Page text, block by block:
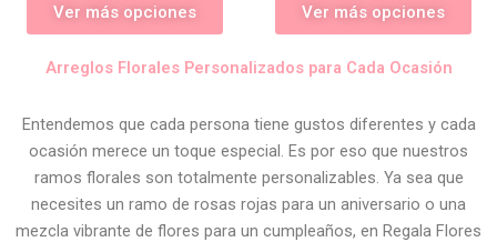
Ver más opciones Ver más opciones
Arreglos Florales Personalizados para Cada Ocasión
Entendemos que cada persona tiene gustos diferentes y cada
ocasión merece un toque especial. Es por eso que nuestros
ramos florales son totalmente personalizables. Ya sea que
necesites un ramo de rosas rojas para un aniversario o una
mezcla vibrante de flores para un cumpleaños, en Regala Flores